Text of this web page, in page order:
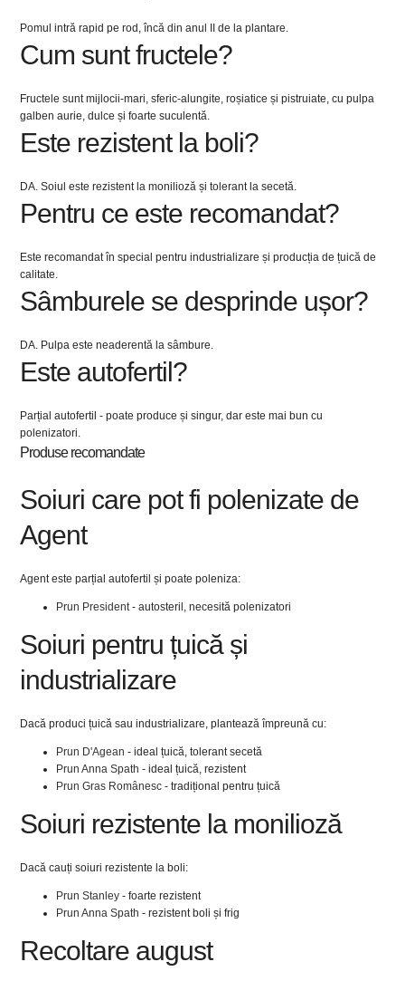
Pomul intră rapid pe rod, încă din anul II de la plantare.
Cum sunt fructele?
Fructele sunt mijlocii-mari, sferic-alungite, roșiatice și pistruiate, cu pulpa
galben aurie, dulce și foarte suculentă.
Este rezistent la boli?
DA. Soiul este rezistent la monilioză și tolerant la secetă.
Pentru ce este recomandat?
Este recomandat în special pentru industrializare și producția de țuică de
calitate.
Sâmburele se desprinde ușor?
DA. Pulpa este neaderentă la sâmbure.
Este autofertil?
Parțial autofertil - poate produce și singur, dar este mai bun cu
polenizatori.
Produse recomandate
Soiuri care pot fi polenizate de
Agent
Agent este parțial autofertil și poate poleniza:
Prun President- autosteril, necesită polenizatori
Soiuri pentru țuică și
industrializare
Dacă produci țuică sau industrializare, plantează împreună cu:
Prun D'Agean - ideal țuică, tolerant secetă
Prun Anna Spath - ideal țuică, rezistent
Prun Gras Românesc - tradițional pentru țuică
Soiuri rezistente la monilioză
Dacă cauți soiuri rezistente la boli:
Prun Stanley - foarte rezistent
Prun Anna Spath - rezistent boli și frig
Recoltare august